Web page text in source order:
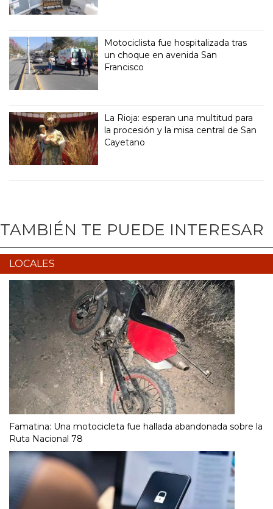
Motociclista fue hospitalizada tras
un choque en avenida San
Francisco
La Rioja: esperan una multitud para
la procesión y la misa central de San
Cayetano
TAMBIÉN TE PUEDE INTERESAR
LOCALES
Famatina: Una motocicleta fue hallada abandonada sobre la
Ruta Nacional 78